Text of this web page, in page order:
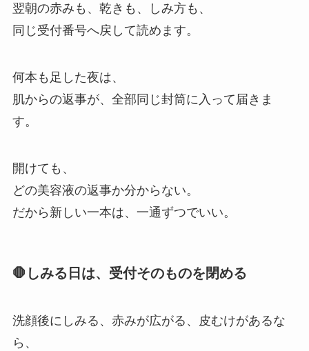
翌朝の赤みも、乾きも、しみ方も、
同じ受付番号へ戻して読めます。
何本も足した夜は、
肌からの返事が、全部同じ封筒に入って届きま
す。
開けても、
どの美容液の返事か分からない。
だから新しい一本は、一通ずつでいい。
🛑しみる日は、受付そのものを閉める
洗顔後にしみる、赤みが広がる、皮むけがあるな
ら、